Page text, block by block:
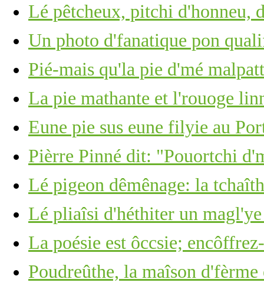
Lé pêtcheux, pitchi d'honneu,
Un photo d'fanatique pon
Pié-mais qu'la pie d'mé
La pie mathante et l'rouoge
Eune pie sus eune filyie au
Pièrre Pinné dit: "Pouortchi
Lé pigeon dêmênage: la
Lé pliaîsi d'héthiter un
La poésie est ôccsie;
Poudreûthe, la maîson